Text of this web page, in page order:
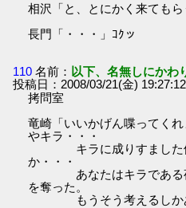
相沢「と、とにかく来てもら
長門「・・・」ｺｸッ
110 名前： 以下、名無しにかわ
投稿日：2008/03/21(金)
拷問室
竜崎「いいかげん喋ってく
やキラ・・・
キラに成りすました偽
か・・・
あなたはキラである夜
を奪った。
もうそう考えるしかあ